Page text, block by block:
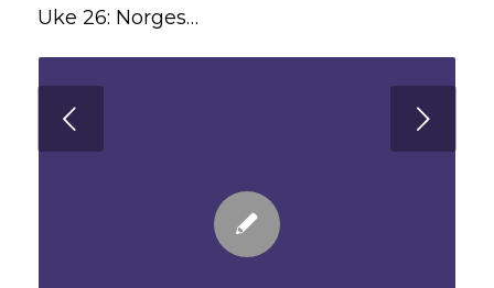
Uke 26: Norges…